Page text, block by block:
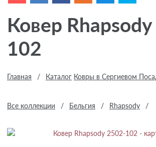
Ковер
102
Главная / Каталог Ковры в Сергиевом
Все коллекции / Бельгия / Rhapsody /